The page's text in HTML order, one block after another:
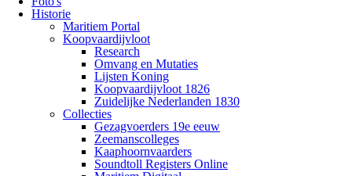
Historie
Maritiem Portal
Koopvaardijvloot
Research
Omvang en Mutaties
Lijsten Koning
Koopvaardijvloot 1826
Zuidelijke Nederlanden 1830
Collecties
Gezagvoerders 19e eeuw
Zeemanscolleges
Kaaphoornvaarders
Soundtoll Registers Online